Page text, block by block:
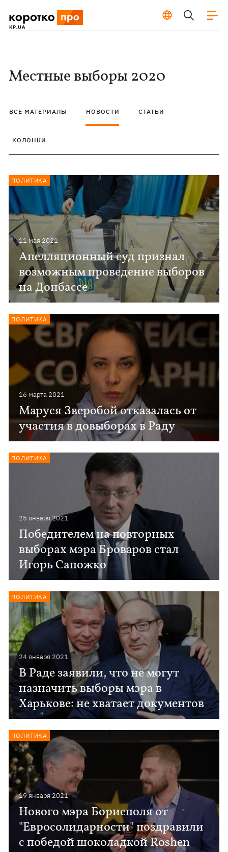
Местные выборы 2020
ВСЕ МАТЕРИАЛЫ НОВОСТИ СТАТЬИ
КОЛОНКИ
11 мая 2021
Апелляционный суд признал
возможным проведение выборов
на Донбассе
ПОЛИТИКА
16 марта 2021
Маруся Зверобой отказалась от
участия в довыборах в Раду
ПОЛИТИКА
25 января 2021
Победителем на повторных
выборах мэра Броваров стал
Игорь Сапожко
ПОЛИТИКА
24 января 2021
В Раде заявили, что не могут
назначить выборы мэра в
Харькове: не хватает документов
ПОЛИТИКА
19 января 2021
Нового мэра Борисполя от
"Евросолидарности" поздравили
с победой шоколадкой Roshen
ПОЛИТИКА